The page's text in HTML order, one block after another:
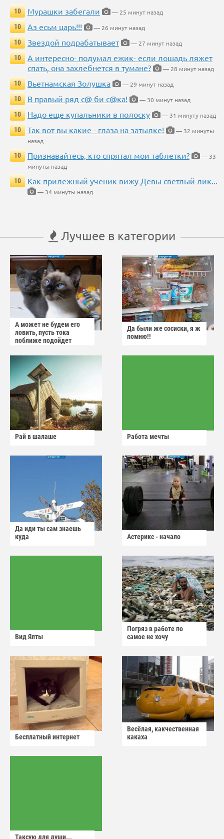
10 Мурашки забегали
— 25 минут назад
10
Аз есьм царь!!!
— 26 минут назад
10
Звездой подрабатывает
— 27 минут назад
10
А интересно- подумал ежик- если лошадь ляжет
спать, она захлебнется в тумане?
— 28 минут назад
10
Вьетнамская Золушка
— 29 минут назад
10
В правый ряд с@ би с@ка!
— 30 минут назад
10
Надо еще купальники в полоску
— 31 минуту назад
10
Так вот вы какие - глаза на затылке!
— 32 минуты
назад
10
Признавайтесь, кто спрятал мои таблетки?
— 33
минуты назад
10
Как прилежный ученик вижу Девы светлый лик...
— 34 минуты назад
Лучшее в категории
А может не будем его
ловить, пусть тока
поближе подойдет
Да были же сосиски, я ж
помню!!
Рай в шалаше Работа мечты
Да иди ты сам знаешь
куда
Астерикс - начало
Вид Ялты
Погряз в работе по
самое не хочу
Бесплатный интернет
Весёлая, какчественная
какаха
Таксую для души...